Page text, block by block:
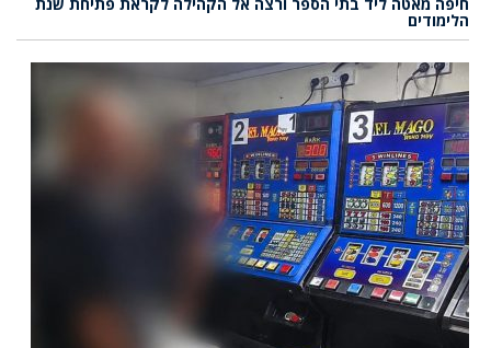
חיפה מאטה ליד בתי הספר ורצה אל הקהילה לקראת פתיחת שנת
הלימודים